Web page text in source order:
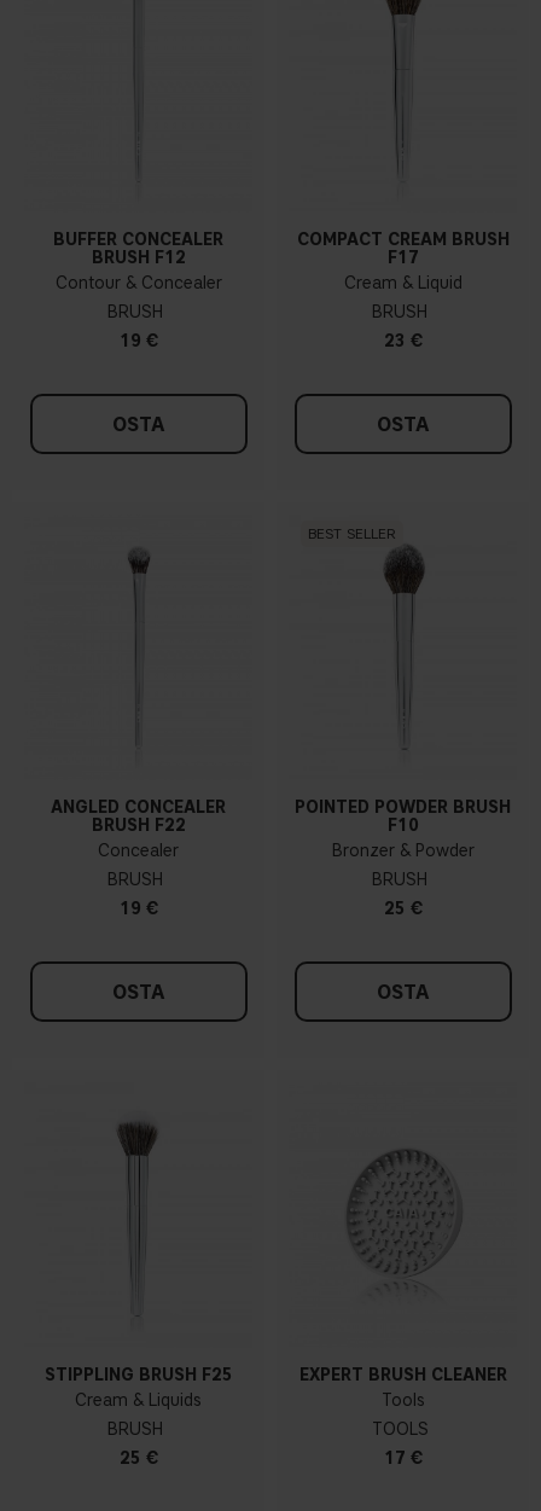
BUFFER CONCEALER
BRUSH F12
Contour & Concealer
BRUSH
19 €
OSTA
COMPACT CREAM BRUSH
F17
Cream & Liquid
BRUSH
23 €
OSTA
ANGLED CONCEALER
BRUSH F22
Concealer
BRUSH
19 €
OSTA
BEST SELLER
POINTED POWDER BRUSH
F10
Bronzer & Powder
BRUSH
25 €
OSTA
STIPPLING BRUSH F25
Cream & Liquids
BRUSH
25 €
EXPERT BRUSH CLEANER
Tools
TOOLS
17 €